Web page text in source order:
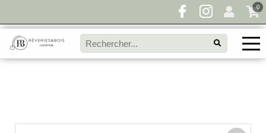
0
Pour toute demande de disponibilité, remplissez